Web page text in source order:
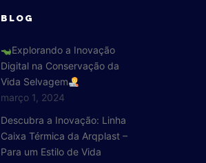
BLOG
Explorando a Inovação
Digital na Conservação da
Vida Selvagem
março 1, 2024
Descubra a Inovação: Linha
Caixa Térmica da Arqplast –
Para um Estilo de Vida